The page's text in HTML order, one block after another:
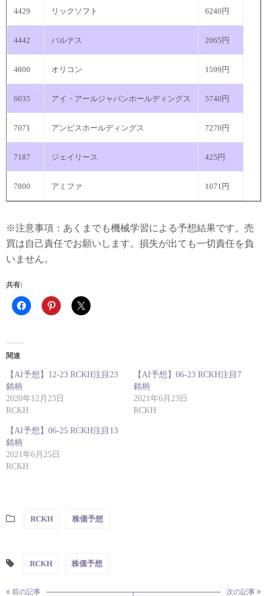
4429 リックソフト 6240円
4442 バルテス 2065円
4800 オリコン 1599円
6035 アイ・アールジャパンホールディングス 5740円
7071 アンビスホールディングス 7270円
7187 ジェイリース 425円
7800 アミファ 1071円
※注意事項：あくまでも機械学習による予想結果です。売
買は自己責任でお願いします。損失が出ても一切責任を負
いません。
共有:
関連
【AI予想】12-23 RCKH注目23
銘柄
2020年12月23日
RCKH
【AI予想】06-23 RCKH注目7
銘柄
2021年6月23日
RCKH
【AI予想】06-25 RCKH注目13
銘柄
2021年6月25日
RCKH
RCKH 株価予想
RCKH 株価予想
前の記事 次の記事